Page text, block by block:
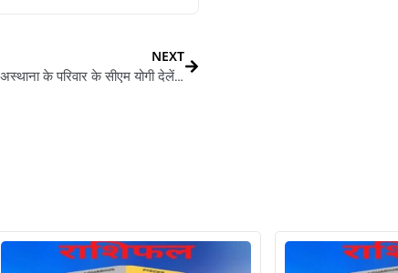
NEXT
Gorakhpur News : पत्रकार विवेक अस्थाना के परिवार के सीएम योगी देलें आर्थिक सहारा, दिल के दौरा पड़ला से भइल रहे निधन